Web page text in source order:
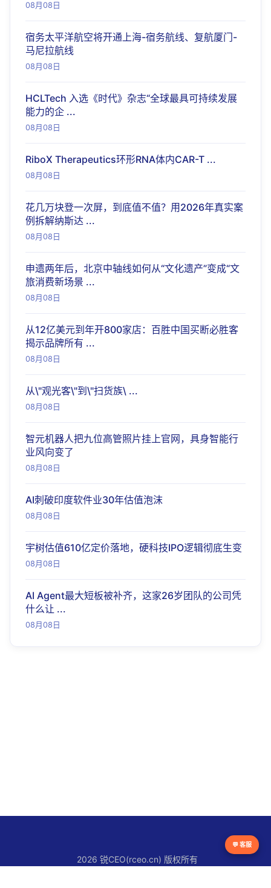
08月08日
宿务太平洋航空将开通上海-宿务航线、复航厦门-
马尼拉航线
08月08日
HCLTech 入选《时代》杂志“全球最具可持续发展
能力的企 ...
08月08日
RiboX Therapeutics环形RNA体内CAR-T ...
08月08日
花几万块登一次屏，到底值不值？用2026年真实案
例拆解纳斯达 ...
08月08日
申遗两年后，北京中轴线如何从“文化遗产”变成“文
旅消费新场景 ...
08月08日
从12亿美元到年开800家店：百胜中国买断必胜客
揭示品牌所有 ...
08月08日
从\"观光客\"到\"扫货族\ ...
08月08日
智元机器人把九位高管照片挂上官网，具身智能行
业风向变了
08月08日
AI刺破印度软件业30年估值泡沫
08月08日
宇树估值610亿定价落地，硬科技IPO逻辑彻底生变
08月08日
AI Agent最大短板被补齐，这家26岁团队的公司凭
什么让 ...
08月08日
2026 锐CEO(rceo.cn) 版权所有
💬 客服